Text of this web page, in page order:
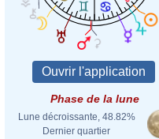
Phase de la lune
Lune décroissante, 48.82%
Dernier quartier